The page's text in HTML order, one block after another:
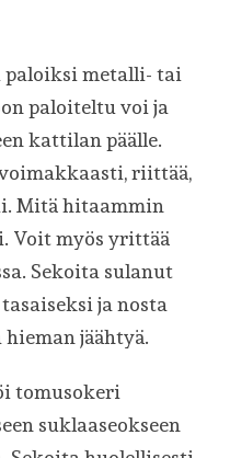
paloiksi metalli- tai
paloiteltu voi ja
kattilan päälle.
riittää,
Mitä hitaammin
Voit myös yrittää
Sekoita sulanut
ja nosta
hieman jäähtyä.
tomusokeri
suklaaseokseen